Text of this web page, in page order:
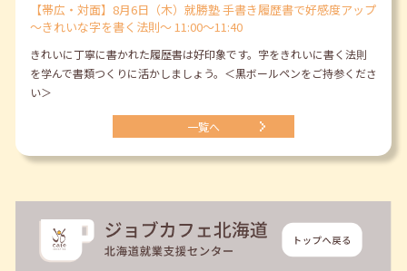
【帯広・対面】8月6日（木）就勝塾 手書き履歴書で好感度アップ
～きれいな字を書く法則～ 11:00～11:40
きれいに丁寧に書かれた履歴書は好印象です。字をきれいに書く法則
を学んで書類つくりに活かしましょう。＜黒ボールペンをご持参くださ
い＞
一覧へ